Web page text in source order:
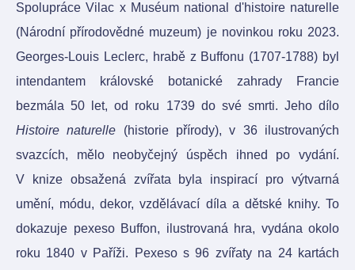
Spolupráce Vilac x Muséum national d'histoire naturelle
(Národní přírodovědné muzeum) je novinkou roku 2023.
Georges-Louis Leclerc, hrabě z Buffonu (1707-1788) byl
intendantem královské botanické zahrady Francie
bezmála 50 let, od roku 1739 do své smrti. Jeho dílo
Histoire naturelle (historie přírody), v 36 ilustrovaných
svazcích, mělo neobyčejný úspěch ihned po vydání.
V knize obsažená zvířata byla inspirací pro výtvarná
umění, módu, dekor, vzdělávací díla a dětské knihy. To
dokazuje pexeso Buffon, ilustrovaná hra, vydána okolo
roku 1840 v Paříži. Pexeso s 96 zvířaty na 24 kartách